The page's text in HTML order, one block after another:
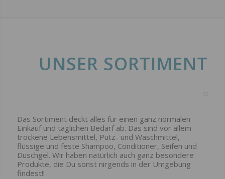
UNSER SORTIMENT
Das Sortiment deckt alles für einen ganz normalen
Einkauf und täglichen Bedarf ab. Das sind vor allem
trockene Lebensmittel, Putz- und Waschmittel,
flüssige und feste Shampoo, Conditioner, Seifen und
Duschgel. Wir haben natürlich auch ganz besondere
Produkte, die Du sonst nirgends in der Umgebung
findest!!